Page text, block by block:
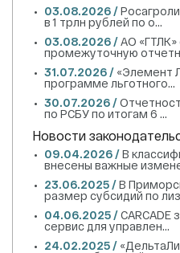
03.08.2026 /
в 1 трлн рублей по о...
03.08.2026 /АО «ГТЛК»
промежуточную
31.07.2026 / «Элемент
программе льготного...
30.07.2026 /
по РСБУ по итогам 6 ...
Новости
09.04.2026 /В
внесены важные
23.06.2025 /В
размер субсидий по
04.06.2025 /CARCADE
сервис для управлен...
24.02.2025 /